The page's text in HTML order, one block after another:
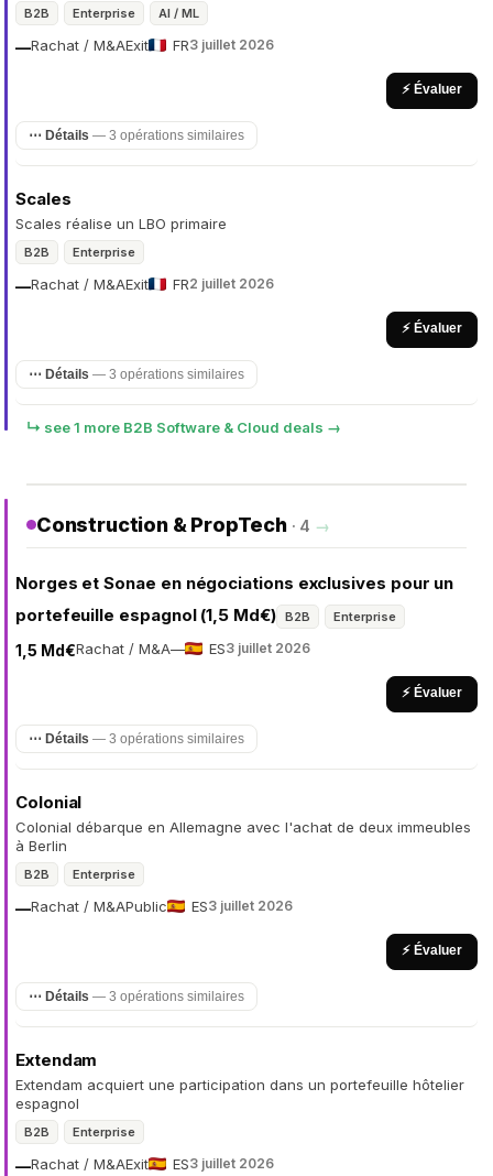
B2B Enterprise AI / ML
Rachat / M&A
— Exit FR3 juillet 2026
⚡ Évaluer
⋯ Détails — 3 opérations similaires
Scales
Scales réalise un LBO primaire
B2B Enterprise
Rachat / M&A
— Exit FR2 juillet 2026
⚡ Évaluer
⋯ Détails — 3 opérations similaires
↳ see 1 more B2B Software & Cloud deals →
Construction & PropTech · 4 →
Norges et Sonae en négociations exclusives pour un
portefeuille espagnol (1,5 Md€) B2B Enterprise
Rachat / M&A
1,5 Md€ — ES3 juillet 2026
⚡ Évaluer
⋯ Détails — 3 opérations similaires
Colonial
Colonial débarque en Allemagne avec l'achat de deux immeubles
à Berlin
B2B Enterprise
Rachat / M&A
— Public ES3 juillet 2026
⚡ Évaluer
⋯ Détails — 3 opérations similaires
Extendam
Extendam acquiert une participation dans un portefeuille hôtelier
espagnol
B2B Enterprise
Rachat / M&A
— Exit ES3 juillet 2026